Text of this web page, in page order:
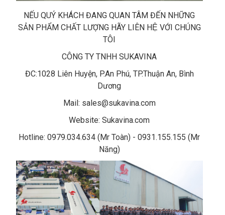
NẾU QUÝ KHÁCH ĐANG QUAN TÂM ĐẾN NHỮNG
SẢN PHẨM CHẤT LƯỢNG HÃY LIÊN HỆ VỚI CHÚNG
TÔI
CÔNG TY TNHH SUKAVINA
ĐC:1028 Liên Huyện, P.An Phú, TP.Thuận An, Bình
Dương
Mail: sales@sukavina.com
Website: Sukavina.com
Hotline: 0979.034.634 (Mr Toàn) - 0931.155.155 (Mr
Năng)